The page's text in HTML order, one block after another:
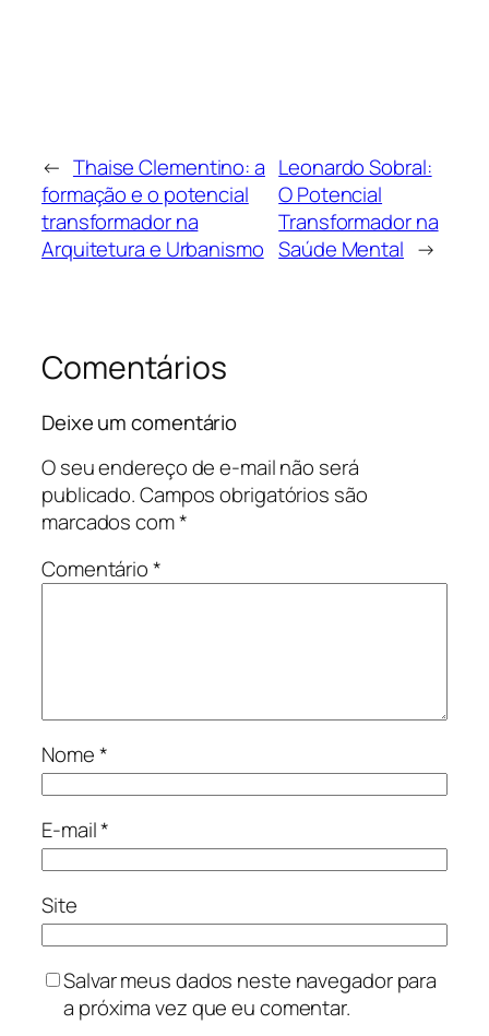
← Thaise Clementino: a
formação e o potencial
transformador na
Arquitetura e Urbanismo
Leonardo Sobral:
O Potencial
Transformador na
Saúde Mental →
Comentários
Deixe um comentário
O seu endereço de e-mail não será
publicado.Campos obrigatórios são
marcados com*
Comentário*
Nome*
E-mail*
Site
Salvar meus dados neste navegador para
a próxima vez que eu comentar.